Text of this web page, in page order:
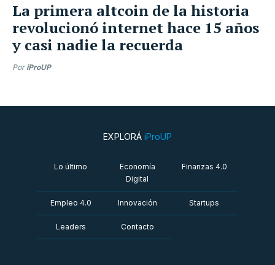
La primera altcoin de la historia
revolucionó internet hace 15 años
y casi nadie la recuerda
Por iProUP
EXPLORÁ iProUP
Lo último
Economía
Digital
Finanzas 4.0
Empleo 4.0 Innovación Startups
Leaders Contacto